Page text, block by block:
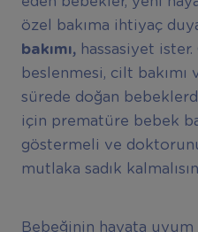
özel bakıma ihtiyaç
bakımı,hassasiyet ister.
beslenmesi, cilt bakımı
sürede doğan
için prematüre bebek
göstermeli ve
mutlaka sadık
Bebeğinin hayata